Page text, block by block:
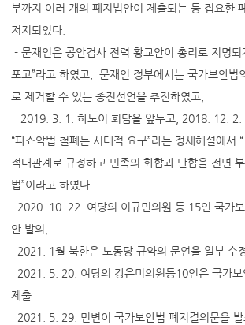
부까지 여러 개의 폐지법안이 제출되는 등 집요한
저지되었다.
- 문재인은 공안검사 전력 황교안이 총리로 지명되
포고”라고 하였고, 문재인 정부에서는 국가보안법
로 제거할 수 있는 종전선언을 추진하였고,
2019. 3. 1. 하노이 회담을 앞두고, 2018. 12. 2.
“파쇼악법 철폐는 시대적 요구”라는 정세해설에서
적대관계로 규정하고 민족의 화합과 단합을 전면
법”이라고 하였다.
2020. 10. 22. 여당의 이규민의원 등 15인 국가
안 발의,
2021. 1월 북한은 노동당 규약의 문언을 일부 수
2021. 5. 20. 여당의 강은미의원등10인은 국가보
제출
2021. 5. 29. 민변이 국가보안법 폐지결의문을 발